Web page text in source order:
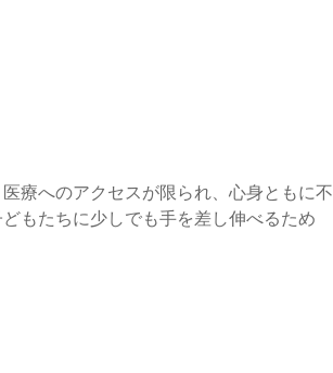
療へのアクセスが限られ、心身ともに不
もたちに少しでも手を差し伸べるため